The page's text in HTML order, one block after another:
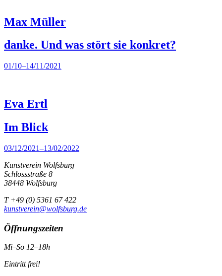
Max Müller
danke. Und was stört sie konkret?
01/10–14/11/2021
Eva Ertl
Im Blick
03/12/2021–13/02/2022
Kunstverein Wolfsburg
Schlossstraße 8
38448 Wolfsburg
T +49 (0) 5361 67 422
kunstverein@wolfsburg.de
Öffnungszeiten
Mi–So 12–18h
Eintritt frei!